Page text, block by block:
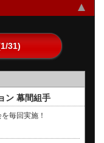
31)
ン 幕間組手
毎回実施！